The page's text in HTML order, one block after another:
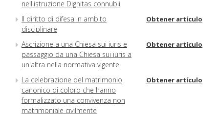
nell'istruzione Dignitas connubii
Il diritto di difesa in ambito
disciplinare
Obtener artículo
Ascrizione a una Chiesa sui iuris e
passaggio da una Chiesa sui iuris a
un'altra nella normativa vigente
Obtener artículo
La celebrazione del matrimonio
canonico di coloro che hanno
formalizzato una convivenza non
matrimoniale civilmente
Obtener artículo